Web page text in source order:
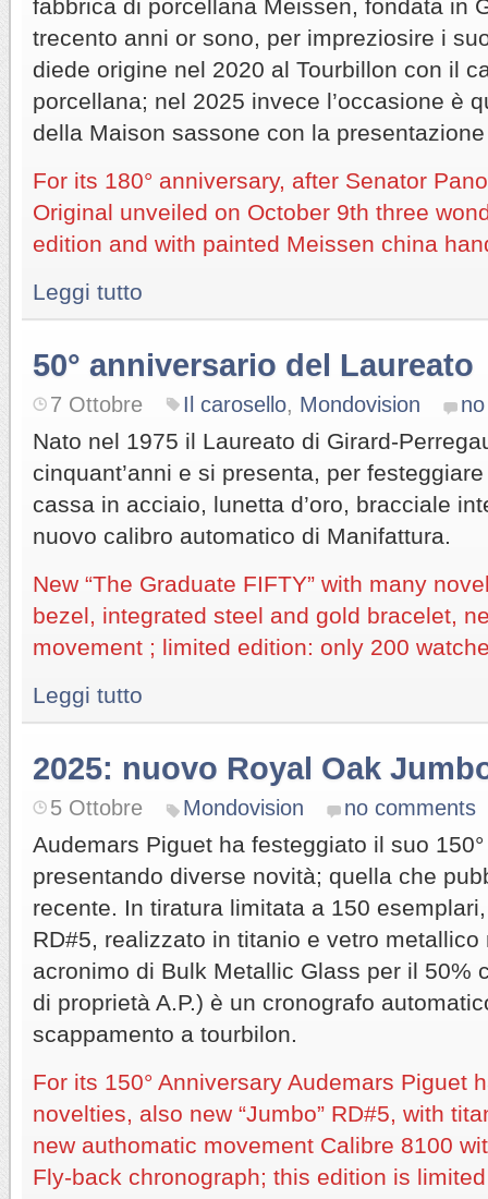
fabbrica di porcellana Meissen, fondata in
trecento anni or sono, per impreziosire i
diede origine nel 2020 al Tourbillon con il
porcellana; nel 2025 invece l’occasione è
della Maison sassone con la
For its 180° anniversary, after Senator
Original unveiled on October 9th three
edition and with painted Meissen china
Leggi tutto
50° anniversario del Laureato
7 Ottobre Il carosello, Mondovision
Nato nel 1975 il Laureato di Girard-
cinquant’anni e si presenta, per
cassa in acciaio, lunetta d’oro, bracciale
nuovo calibro automatico di Manifattura.
New “The Graduate FIFTY” with many
bezel, integrated steel and gold bracelet,
movement ; limited edition: only 200
Leggi tutto
2025: nuovo Royal Oak
5 Ottobre Mondovision no comments
Audemars Piguet ha festeggiato il suo
presentando diverse novità; quella che
recente. In tiratura limitata a 150
RD#5, realizzato in titanio e vetro metallico
acronimo di Bulk Metallic Glass per il 50%
di proprietà A.P.) è un cronografo
scappamento a tourbilon.
For its 150° Anniversary Audemars Piguet
novelties, also new “Jumbo” RD#5, with
new authomatic movement Calibre 8100
Fly-back chronograph; this edition is